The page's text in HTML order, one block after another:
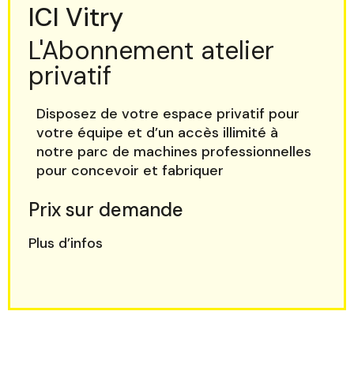
ICI Vitry
L'Abonnement atelier
privatif
Disposez de votre espace privatif pour
votre équipe et d’un accès illimité à
notre parc de machines professionnelles
pour concevoir et fabriquer
Prix sur demande
Plus d’infos